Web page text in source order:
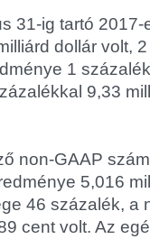
31-ig tartó
dollár volt,
1
9,33
non-GAAP
5,016
46 százalék, a
cent volt. Az